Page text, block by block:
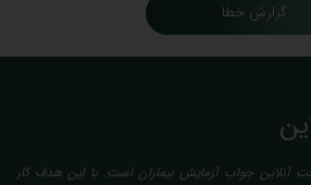
گزارش خطا
آنلاین جواب آزمایش بیماران است. با این هدف کار